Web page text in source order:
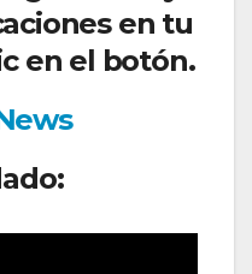
en tu
en el botón.